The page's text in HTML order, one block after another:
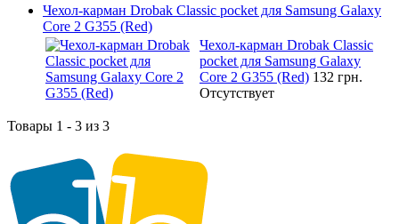
Чехол-карман Drobak Classic pocket для Samsung Galaxy
Core 2 G355 (Red)
Чехол-карман Drobak Classic
pocket для Samsung Galaxy
Core 2 G355 (Red) 132 грн.
Отсутствует
Товары 1 - 3 из 3